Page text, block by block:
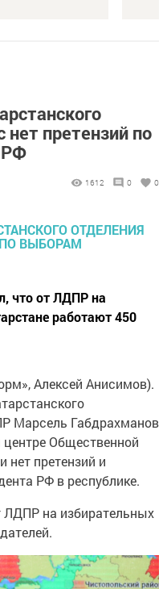
претензий по
РФ
1612 0 0
что от ЛДПР на
работают 450
Алексей Анисимов).
Марсель Габдрахманов
Общественной
нет претензий и
РФ в республике.
ЛДПР на избирательных